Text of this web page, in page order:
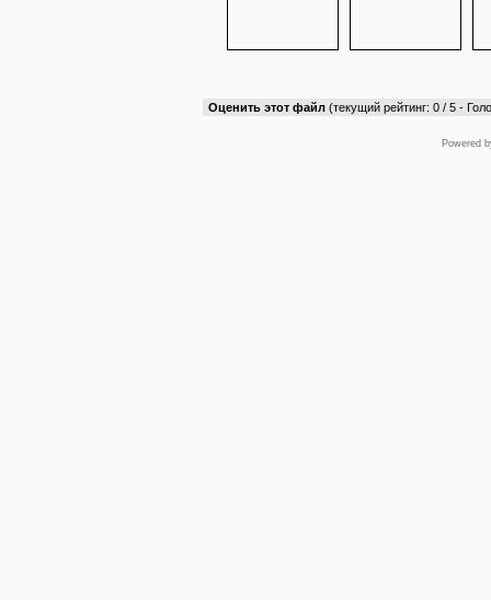
Оценить этот файл (текущий рейтинг: 0 / 5 -
Powered